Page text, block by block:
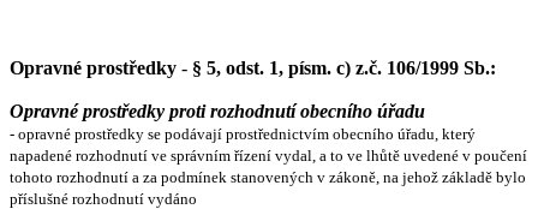
Opravné prostředky - § 5, odst. 1, písm. c) z.č. 106/1999 Sb.:
Opravné prostředky proti rozhodnutí obecního úřadu
- opravné prostředky se podávají prostřednictvím obecního úřadu, který
napadené rozhodnutí ve správním řízení vydal, a to ve lhůtě uvedené v poučení
tohoto rozhodnutí a za podmínek stanovených v zákoně, na jehož základě bylo
příslušné rozhodnutí vydáno